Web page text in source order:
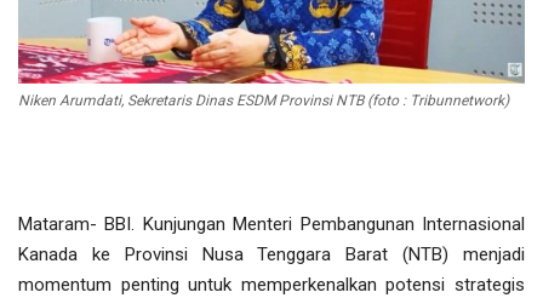
Olahraga
Pendidikan
Opini
Foto & Video
Niken Arumdati, Sekretaris Dinas ESDM Provinsi NTB (foto : Tribunnetwork)
Mataram- BBI. Kunjungan Menteri Pembangunan Internasional
Kanada ke Provinsi Nusa Tenggara Barat (NTB) menjadi
momentum penting untuk memperkenalkan potensi strategis